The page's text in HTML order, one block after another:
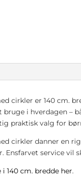
cirkler er 140 cm.
i hverdagen –
praktisk valg for
cirkler danner en
Ensfarvet service
140 cm. bredde her.